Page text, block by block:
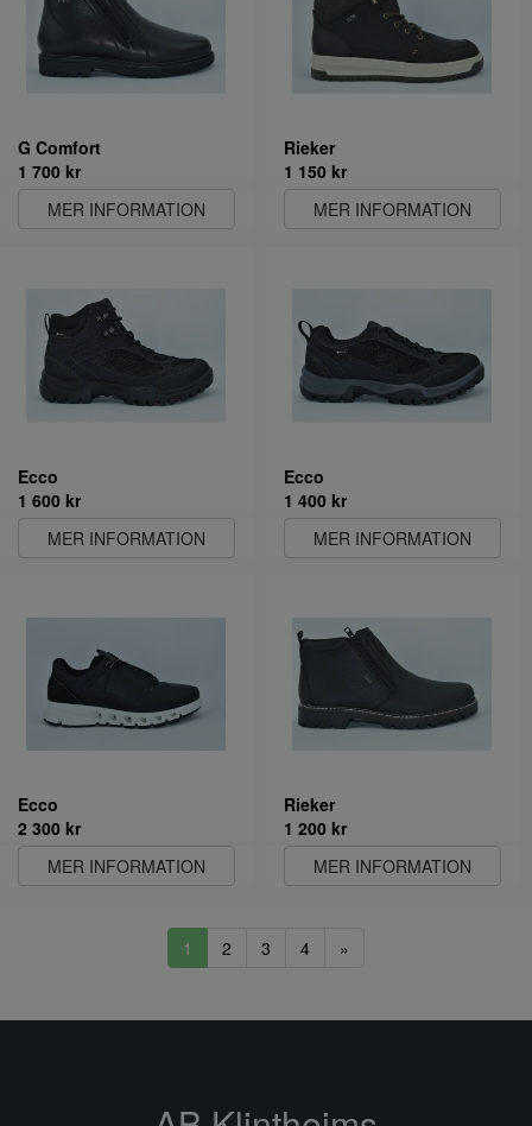
G Comfort
1 700 kr
MER INFORMATION
Rieker
1 150 kr
MER INFORMATION
Ecco
1 600 kr
MER INFORMATION
Ecco
1 400 kr
MER INFORMATION
Ecco
2 300 kr
MER INFORMATION
Rieker
1 200 kr
MER INFORMATION
1 2 3 4 »